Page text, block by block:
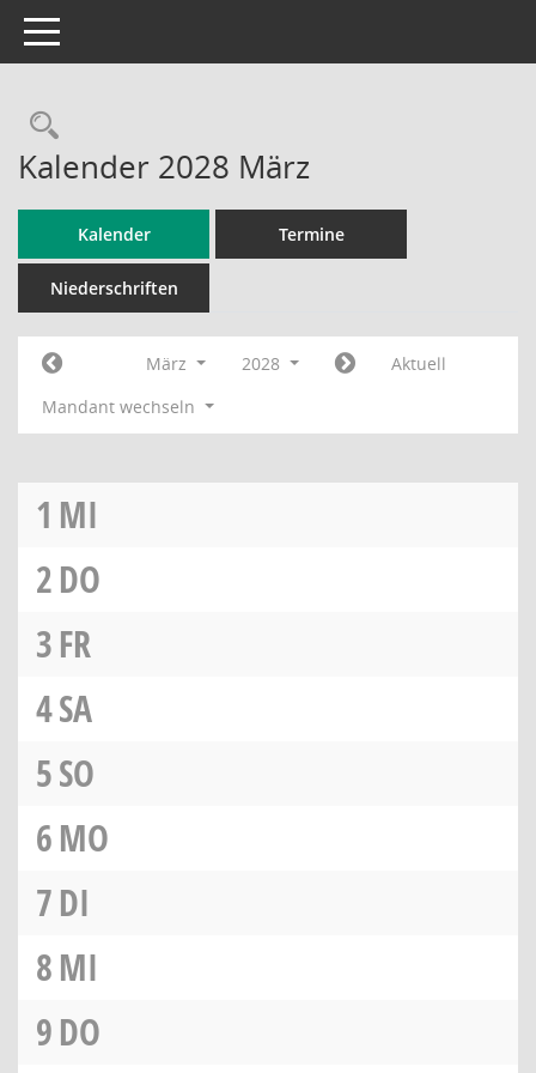
Toggle navigation
Rechercheauswahl
Kalender 2028 März
Kalender Termine
Niederschriften
März 2028
Aktuell
Mandant wechseln
1 MI
2DO
3FR
4SA
5SO
6MO
7DI
8MI
9DO